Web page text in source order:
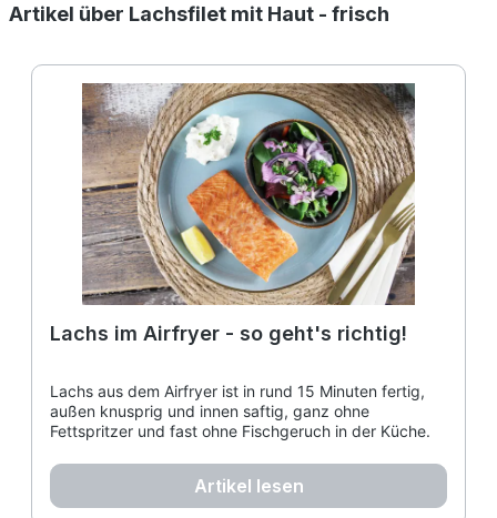
Artikel über Lachsfilet mit Haut - frisch
Lachs im Airfryer - so geht's richtig!
Lachs aus dem Airfryer ist in rund 15 Minuten fertig,
außen knusprig und innen saftig, ganz ohne
Fettspritzer und fast ohne Fischgeruch in der Küche.
Artikel lesen